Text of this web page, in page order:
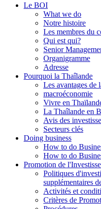
Le BOI
What we do
Notre histoire
Les membres du
Qui est qui?
Senior
Organigramme
Adresse
Pourquoi la Thaîlande
Les avantages de
macroéconomie
Vivre en
La Thaîlande en
Avis des
Secteurs clés
Doing business
How to do
How to do
Promotion de
Politiques
supplémentaires
Activités et
Critères de